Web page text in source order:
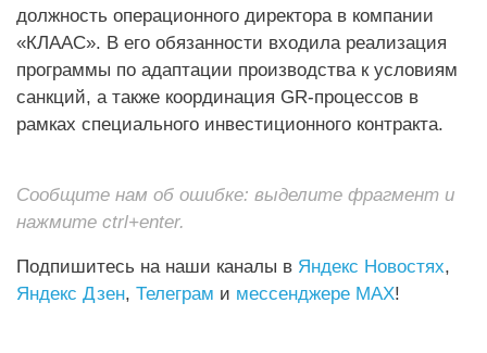
должность операционного директора в компании
«КЛААС». В его обязанности входила реализация
программы по адаптации производства к условиям
санкций, а также координация GR‑процессов в
рамках специального инвестиционного контракта.
Сообщите нам об ошибке: выделите фрагмент и
нажмите ctrl+enter.
Подпишитесь на наши каналы в Яндекс Новостях,
Яндекс Дзен, Телеграм и мессенджере MAX!